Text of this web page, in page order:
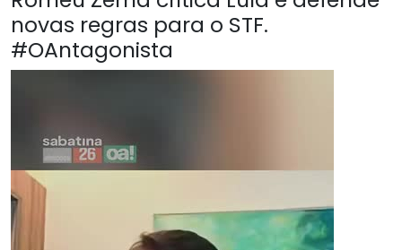
novas regras para o STF.
#OAntagonista